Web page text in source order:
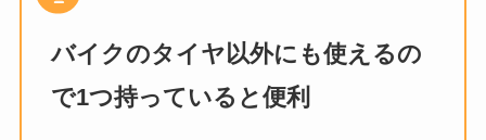
バイクのタイヤ以外にも使えるの
で1つ持っていると便利